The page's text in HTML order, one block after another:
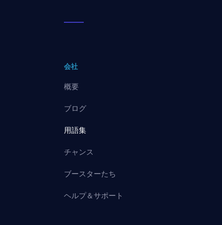
会社
概要
ブログ
用語集
チャンス
ブースターたち
ヘルプ＆サポート